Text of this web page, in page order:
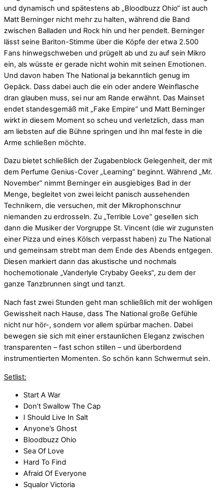
und dynamisch und spätestens ab „Bloodbuzz Ohio“ ist auch
Matt Berninger nicht mehr zu halten, während die Band
zwischen Balladen und Rock hin und her pendelt. Berninger
lässt seine Bariton-Stimme über die Köpfe der etwa 2.500
Fans hinwegschweben und prügelt ab und zu auf sein Mikro
ein, als wüsste er gerade nicht wohin mit seinen Emotionen.
Und davon haben The National ja bekanntlich genug im
Gepäck. Dass dabei auch die ein oder andere Weinflasche
dran glauben muss, sei nur am Rande erwähnt. Das Mainset
endet standesgemäß mit „Fake Empire“ und Matt Berninger
wirkt in diesem Moment so scheu und verletzlich, dass man
am liebsten auf die Bühne springen und ihn mal feste in die
Arme schließen möchte.
Dazu bietet schließlich der Zugabenblock Gelegenheit, der mit
dem Perfume Genius-Cover „Learning“ beginnt. Während „Mr.
November“ nimmt Berninger ein ausgiebiges Bad in der
Menge, begleitet von zwei leicht panisch aussehenden
Technikern, die versuchen, mit der Mikrophonschnur
niemanden zu erdrosseln. Zu „Terrible Love“ gesellen sich
dann die Musiker der Vorgruppe St. Vincent (die wir zugunsten
einer Pizza und eines Kölsch verpasst haben) zu The National
und gemeinsam strebt man dem Ende des Abends entgegen.
Diesen markiert dann das akustische und nochmals
hochemotionale „Vanderlyle Crybaby Geeks“, zu dem der
ganze Tanzbrunnen singt und tanzt.
Nach fast zwei Stunden geht man schließlich mit der wohligen
Gewissheit nach Hause, dass The National große Gefühle
nicht nur hör-, sondern vor allem spürbar machen. Dabei
bewegen sie sich mit einer erstaunlichen Eleganz zwischen
transparenten – fast schon stillen – und überbordend
instrumentierten Momenten. So schön kann Schwermut sein.
Setlist:
Start A War
Don’t Swallow The Cap
I Should Live In Salt
Anyone’s Ghost
Bloodbuzz Ohio
Sea Of Love
Hard To Find
Afraid Of Everyone
Squalor Victoria